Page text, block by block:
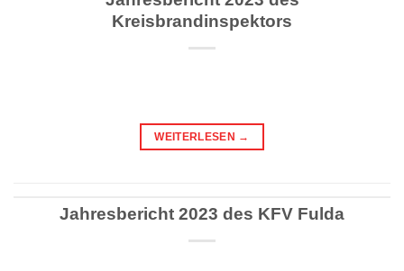
Kreisbrandinspektors
WEITERLESEN →
Jahresbericht 2023 des KFV Fulda